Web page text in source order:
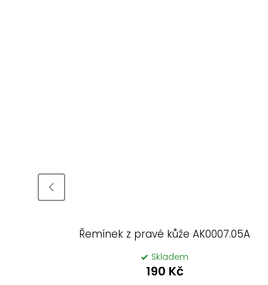
Řemínek z pravé kůže AK0007.05A
Skladem
190 Kč